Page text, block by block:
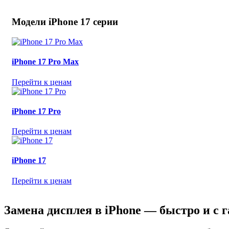
Модели iPhone 17 серии
iPhone 17 Pro Max
Перейти к ценам
iPhone 17 Pro
Перейти к ценам
iPhone 17
Перейти к ценам
Замена дисплея в iPhone — быстро и с